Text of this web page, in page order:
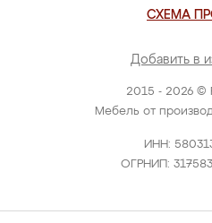
2015 - 2026 ©
Мебель от
ИНН:
ОГРНИП:
СХЕМА
Добавить в